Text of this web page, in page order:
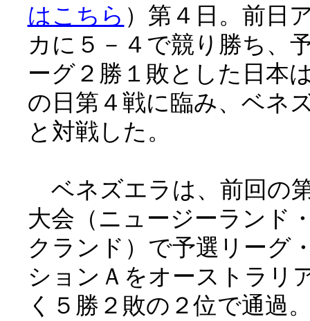
はこちら ）第４日。前日
カに５－４で競り勝ち、
ーグ２勝１敗とした日本
の日第４戦に臨み、ベネ
と対戦した。
ベネズエラは、前回の
大会（ニュージーランド
クランド）で予選リーグ
ションＡをオーストラリ
く５勝２敗の２位で通過